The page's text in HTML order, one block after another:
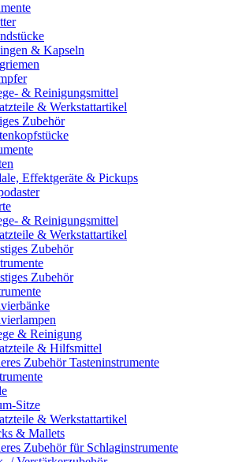
& Kapseln
& Reinigungsmittel
& Werkstattartikel
Zubehör
Effektgeräte & Pickups
& Reinigungsmittel
& Werkstattartikel
Zubehör
Zubehör
& Reinigung
& Hilfsmittel
Zubehör Tasteninstrumente
Sitze
& Werkstattartikel
& Mallets
Zubehör für Schlaginstrumente